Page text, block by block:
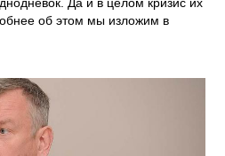
об этом мы изложим в